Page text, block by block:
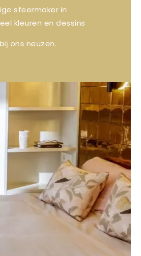
sfeermaker in
kleuren en dessins
ons neuzen.